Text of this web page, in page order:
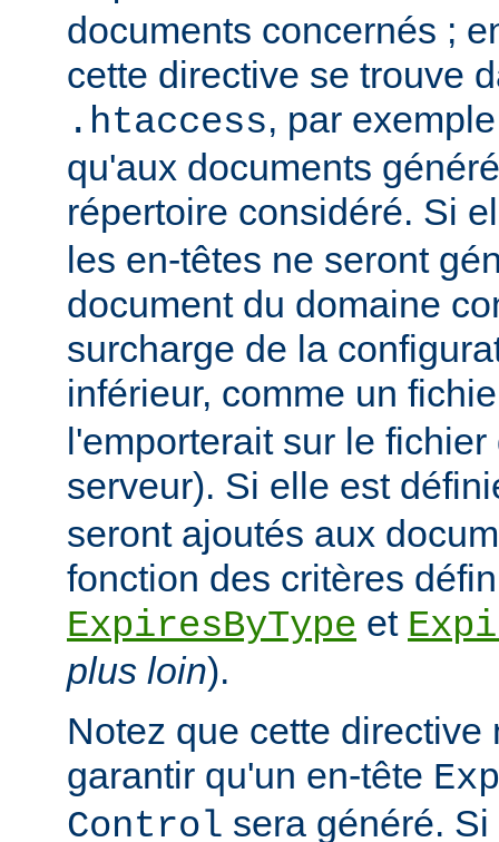
documents concernés ;
cette directive se trouve
.htaccess, par
qu'aux documents
répertoire considéré. Si
les en-têtes ne seront
document du domaine
surcharge de la
inférieur, comme un
l'emporterait sur le
serveur). Si elle est
seront ajoutés aux
fonction des critères
ExpiresByType et
plus loin).
Notez que cette directive
garantir qu'un en-tête
Control sera généré.